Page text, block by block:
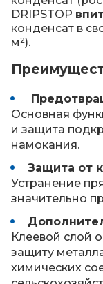
DRIPSTOP
конденсат в
м²).
Основная
и защита
намокания.
Защита от
Устранение
значительно
Клеевой слой
защиту
химических